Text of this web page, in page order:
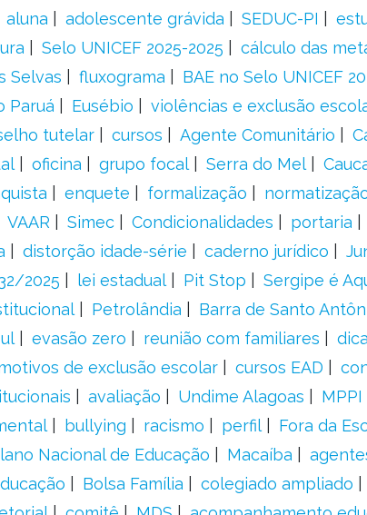
aluna adolescente grávida SEDUC-PI
Selo UNICEF 2025-2025 cálculo das
Selvas
fluxograma BAE no Selo UNICEF
Paruá
Eusébio violências e exclusão
tutelar cursos Agente Comunitário
oficina grupo focal Serra do Mel
enquete formalização
VAAR Simec Condicionalidades portaria
distorção idade-série caderno jurídico
2025 lei estadual Pit Stop Sergipe é
Petrolândia Barra de Santo
evasão zero reunião com familiares dica
de exclusão escolar cursos EAD
avaliação Undime Alagoas MPPI
bullying racismo perfil Fora da
Nacional de Educação Macaíba
Bolsa Família colegiado ampliado